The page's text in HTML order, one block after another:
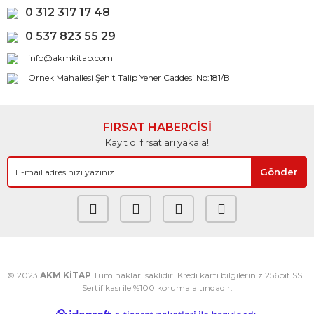
0 312 317 17 48
0 537 823 55 29
info@akmkitap.com
Örnek Mahallesi Şehit Talip Yener Caddesi No:181/B
FIRSAT HABERCİSİ
Kayıt ol fırsatları yakala!
Gönder
© 2023 AKM KİTAP Tüm hakları saklıdır. Kredi kartı bilgileriniz 256bit SSL
Sertifikası ile %100 koruma altındadır.